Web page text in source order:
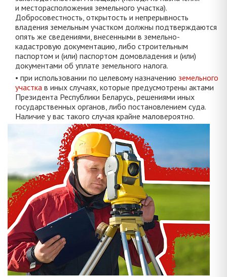
и месторасположения земельного участка).
Добросовестность, открытость и непрерывность
владения земельным участком должны подтверждаются
опять же сведениями, внесенными в земельно-
кадастровую документацию, либо строительным
паспортом и (или) паспортом домовладения и (или)
документами об уплате земельного налога.
• при использовании по целевому назначению земельного
участка в иных случаях, которые предусмотрены актами
Президента Республики Беларусь, решениями иных
государственных органов, либо постановлением суда.
Наличие у вас такого случая крайне маловероятно.